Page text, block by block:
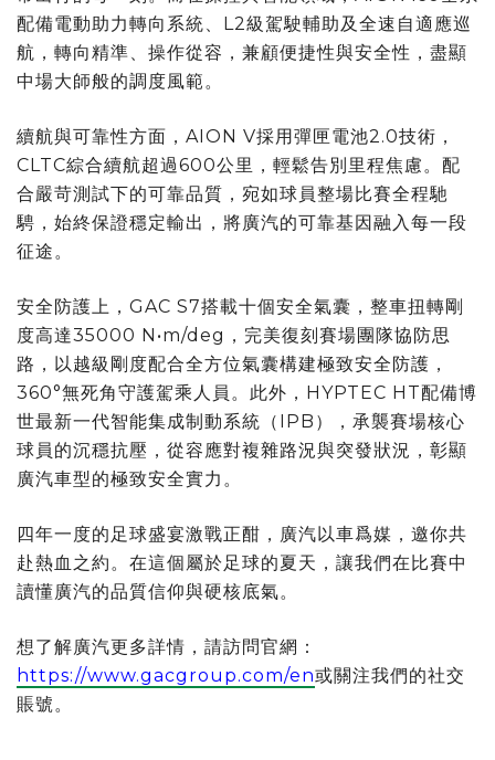
配備電動助力轉向系統、L2級駕駛輔助及全速自適應巡
航，轉向精準、操作從容，兼顧便捷性與安全性，盡顯
中場大師般的調度風範。
續航與可靠性方面，AION V採用彈匣電池2.0技術，
CLTC綜合續航超過600公里，輕鬆告別里程焦慮。配
合嚴苛測試下的可靠品質，宛如球員整場比賽全程馳
騁，始終保證穩定輸出，將廣汽的可靠基因融入每一段
征途。
安全防護上，GAC S7搭載十個安全氣囊，整車扭轉剛
度高達35000 N•m/deg，完美復刻賽場團隊協防思
路，以越級剛度配合全方位氣囊構建極致安全防護，
360°無死角守護駕乘人員。此外，HYPTEC HT配備博
世最新一代智能集成制動系統（IPB），承襲賽場核心
球員的沉穩抗壓，從容應對複雜路況與突發狀況，彰顯
廣汽車型的極致安全實力。
四年一度的足球盛宴激戰正酣，廣汽以車爲媒，邀你共
赴熱血之約。在這個屬於足球的夏天，讓我們在比賽中
讀懂廣汽的品質信仰與硬核底氣。
想了解廣汽更多詳情，請訪問官網：
https://www.gacgroup.com/en或關注我們的社交
賬號。